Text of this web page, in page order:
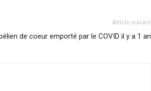
Article suivant
de coeur emporté par le COVID il y a 1 an